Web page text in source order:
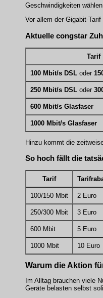
Geschwindigkeiten
Vor allem der Gigabit-
Aktuelle congstar
Tarif
100 Mbit/s DSL oder
250 Mbit/s DSL oder
600 Mbit/s Glasfaser
1000 Mbit/s Glasfaser
Hinzu kommt die
So hoch fällt die
Tarif
100/150 Mbit 2 Euro
250/300 Mbit 3 Euro
600 Mbit 5 Euro
1000 Mbit 10 Euro
Warum die Aktion
Im Alltag brauchen viele
Geräte belasten selbst